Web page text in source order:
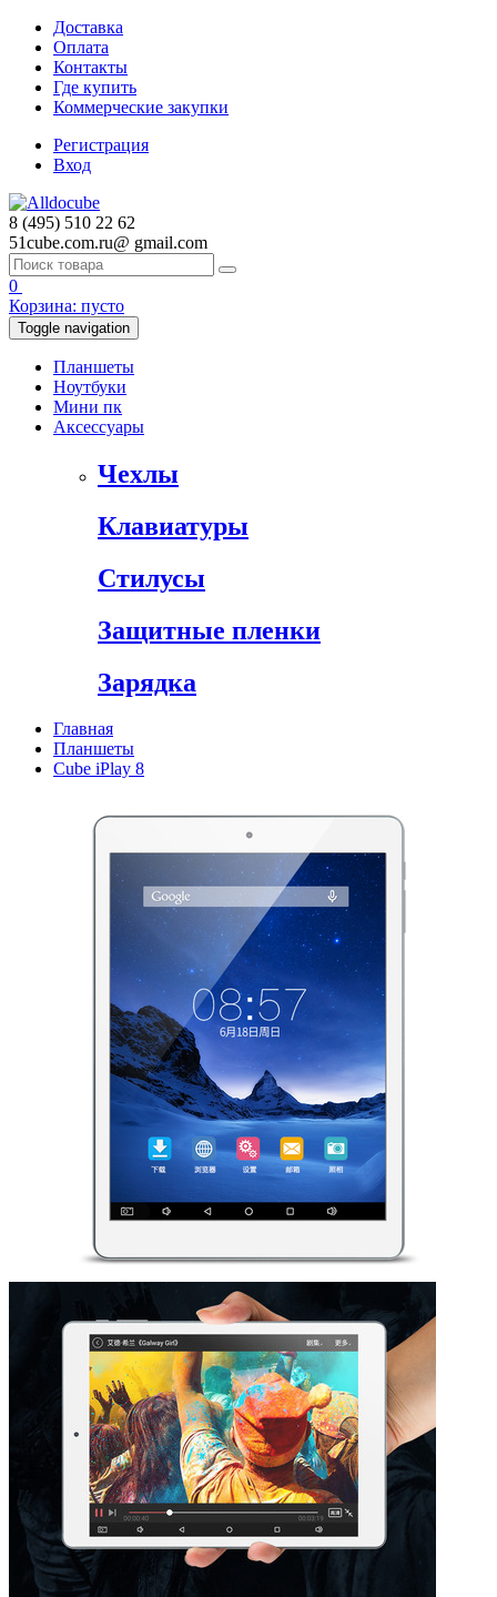
Доставка
Оплата
Контакты
Где купить
Коммерческие закупки
Регистрация
Вход
8 (495) 510 22 62
51cube.com.ru@ gmail.com
0
Корзина: пусто
Toggle navigation
Планшеты
Ноутбуки
Мини пк
Аксессуары
Чехлы
Клавиатуры
Стилусы
Защитные пленки
Зарядка
Главная
Планшеты
Cube iPlay 8